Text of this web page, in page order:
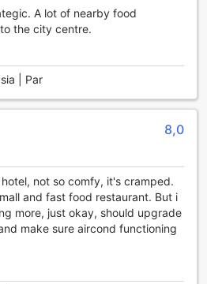
föredrar att använda
till busshållplatser och
enkelt ta sig runt i staden och
och restaurangerna som
om du planerar en kort
gör Tulip Hotels
både smidig och bekväm.
du förvänta dig en oas av komfort
Varje rum är utrustat med
att du kan njuta av en
väder utanför. För att göra din
finns det också en hårtork och
tillgängliga, så att du
och välvårdad.
underhållning med en TV som
A lot of nearby food
the city centre.
| Par
8,0
not so comfy, it's cramped.
and fast food restaurant. But i
more, just okay, should upgrade
make sure aircond functioning